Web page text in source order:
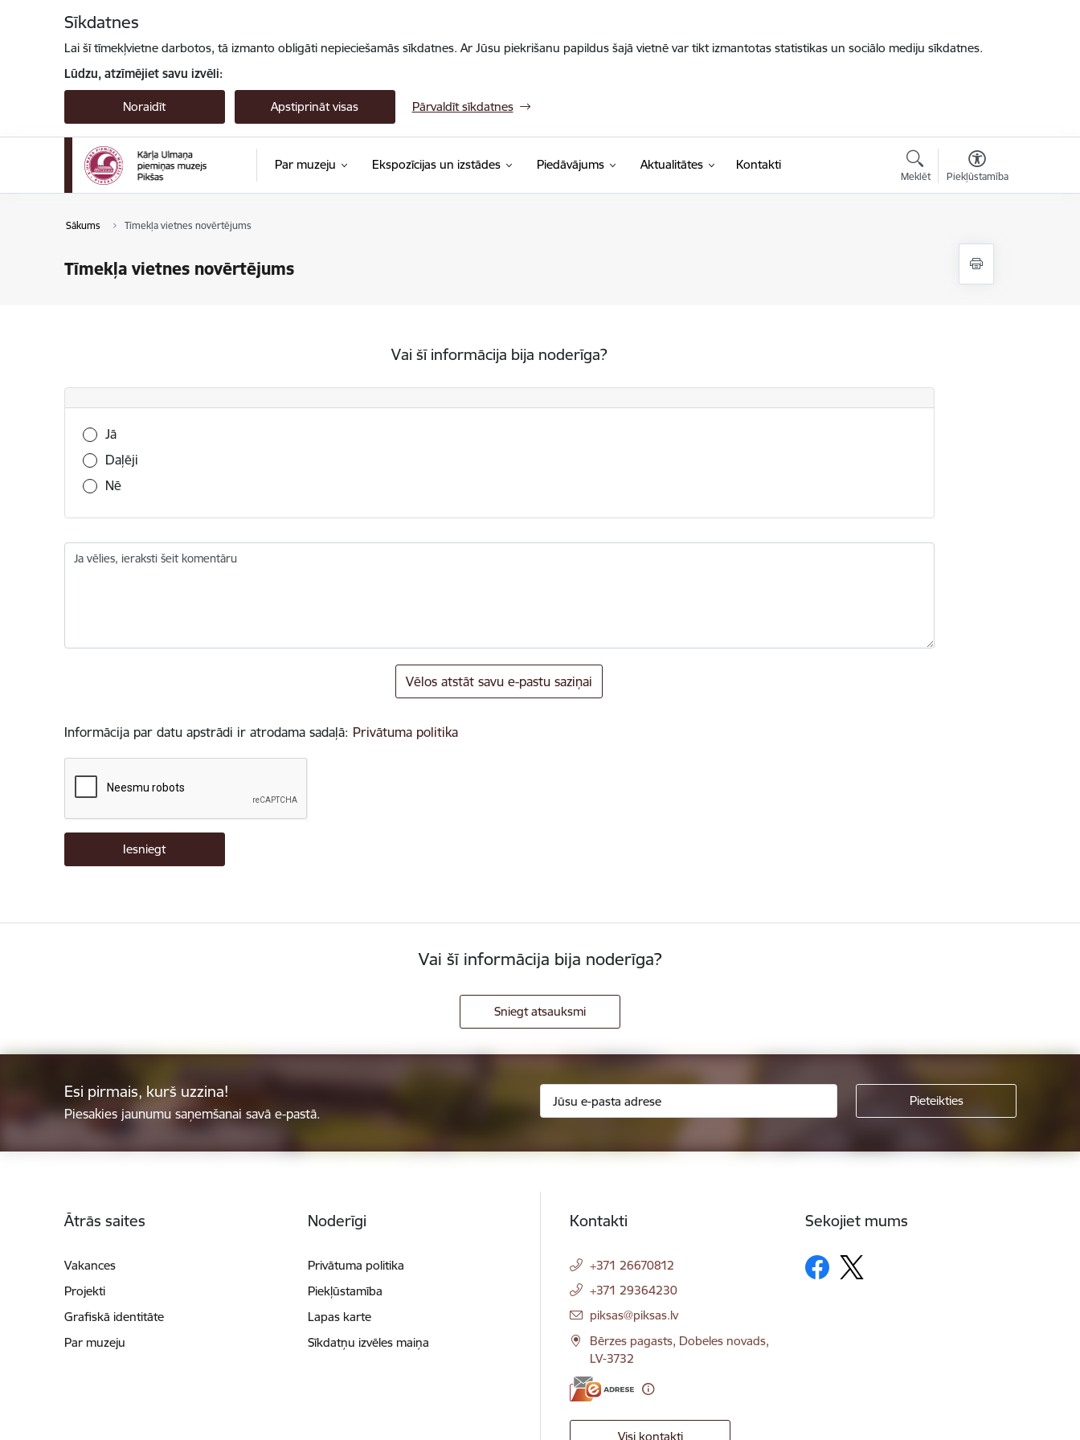
Sīkdatnes
Lai šī tīmekļvietne darbotos, tā izmanto obligāti nepieciešamās sīkdatnes. Ar Jūsu piekrišanu papildus šajā vietnē var tikt izmantotas statistikas un sociālo mediju sīkdatnes.
Lūdzu, atzīmējiet savu izvēli:
Noraidīt Apstiprināt visas Pārvaldīt sīkdatnes
Par muzeju Ekspozīcijas un izstādes Piedāvājums Aktualitātes Kontakti
Meklēt Piekļūstamība
Sākums Tīmekļa vietnes novērtējums
Tīmekļa vietnes novērtējums
Vai šī informācija bija noderīga?
Vai šī informācija bija noderīga?
Jā
Daļēji
Nē
Ja vēlies, ieraksti šeit komentāru
Vēlos atstāt savu e-pastu saziņai
Informācija par datu apstrādi ir atrodama sadaļā: Privātuma politika
Vai šī informācija bija noderīga?
Sniegt atsauksmi
Esi pirmais, kurš uzzina!
Piesakies jaunumu saņemšanai savā e-pastā.
Ātrās saites
Vakances
Projekti
Grafiskā identitāte
Par muzeju
Noderīgi
Privātuma politika
Piekļūstamība
Lapas karte
Sīkdatņu izvēles maiņa
Kontakti
+371 26670812
+371 29364230
E-pasts:
piksas@piksas.lv
Bērzes pagasts, Dobeles novads,
LV-3732
Visi kontakti
Sekojiet mums